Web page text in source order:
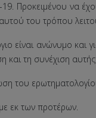
19. Προκειμένου να
του τρόπου
είναι ανώνυμο και
και τη συνέχιση
του
εκ των προτέρων.